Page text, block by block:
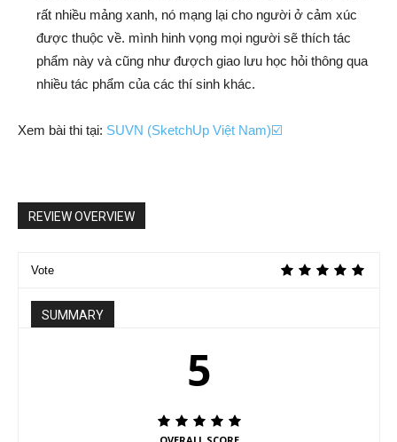
rất nhiều mảng xanh, nó mạng lại cho người ở cảm xúc
được thuộc về. mình hinh vọng mọi người sẽ thích tác
phẩm này và cũng như đượch giao lưu học hỏi thông qua
nhiều tác phẩm của các thí sinh khác.
Xem bài thi tại: SUVN (SketchUp Việt Nam)☑️
REVIEW OVERVIEW
Vote
SUMMARY
5